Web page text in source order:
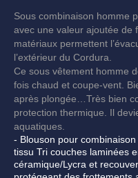
Sous combinaison homme
avec une valeur ajoutée de
matériaux permettent
l’extérieur du Cordura.
Ce sous vêtement homme
fois chaud et coupe-vent.
après plongée…Très bien
protection thermique. Il
aquatiques.
- Blouson pour
tissu Tri couches laminées
céramique/Lycra et